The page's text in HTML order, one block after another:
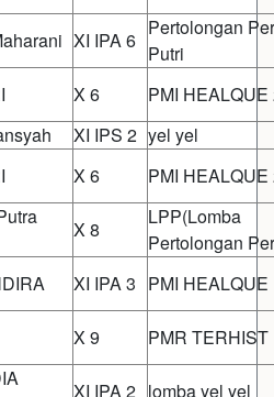
XI IPA 6
Pertolongan
Putri
X 6
PMI HEALQUE
XI IPS 2 yel yel
X 6 PMI HEALQUE
X 8
LPP(Lomba
Pertolongan
XI IPA 3 PMI HEALQUE
X 9 PMR TERHIST
XI IPA 2 lomba yel yel